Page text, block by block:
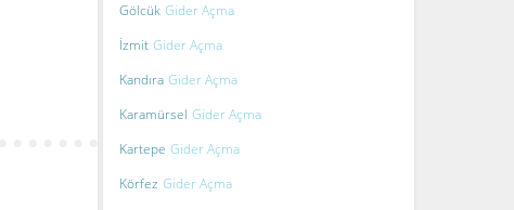
Gölcük Gider Açma
İzmit Gider Açma
Kandıra Gider Açma
Karamürsel Gider Açma
Kartepe Gider Açma
Körfez Gider Açma